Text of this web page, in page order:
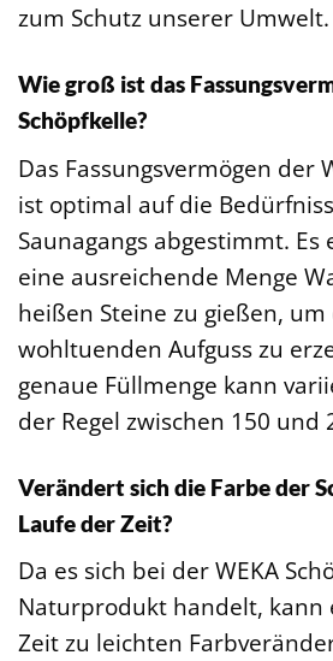
zum Schutz unserer Umwelt.
Wie groß ist das
Schöpfkelle?
Das Fassungsvermögen der
ist optimal auf die
Saunagangs abgestimmt.
eine ausreichende Menge
heißen Steine zu gießen, um
wohltuenden Aufguss zu
genaue Füllmenge kann
der Regel zwischen 150 und
Verändert sich die Farbe der
Laufe der Zeit?
Da es sich bei der WEKA
Naturprodukt handelt, kann
Zeit zu leichten